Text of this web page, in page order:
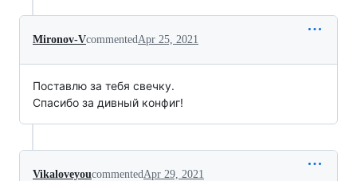
Mironov-Vcommented Apr 25, 2021
Поставлю за тебя свечку.
Спасибо за дивный конфиг!
Vikaloveyoucommented Apr 29, 2021